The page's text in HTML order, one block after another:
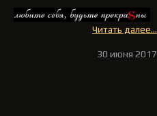
Читать далее...
30 июня 2017